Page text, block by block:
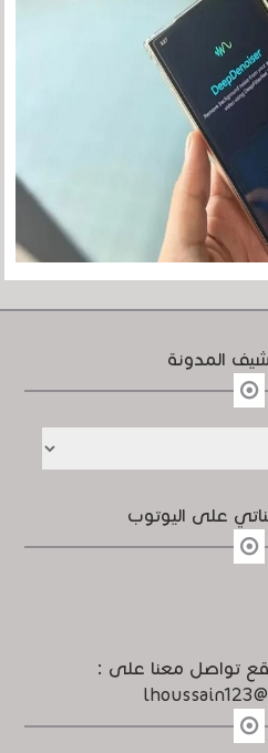
المدونة
على اليوتوب
تواصل معنا على :